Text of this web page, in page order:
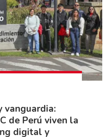
vanguardia:
de Perú viven la
digital y